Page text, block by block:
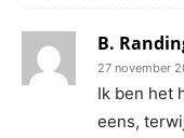
B.
27 november
Ik ben het
eens,